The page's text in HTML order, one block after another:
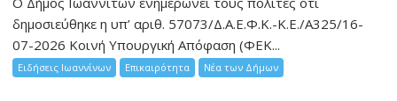
δημοσιεύθηκε η υπ’ αριθ. 57073/Δ.Α.Ε.Φ.Κ.-Κ.Ε./Α325/16-
07-2026 Κοινή Υπουργική Απόφαση (ΦΕΚ...
Ειδήσεις Ιωαννίνων Επικαιρότητα Νέα των Δήμων